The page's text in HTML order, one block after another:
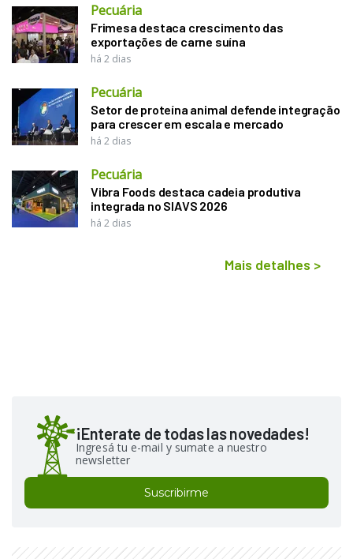
Pecuária
Frimesa destaca crescimento das
exportações de carne suína
há 2 dias
Pecuária
Setor de proteína animal defende integração
para crescer em escala e mercado
há 2 dias
Pecuária
Vibra Foods destaca cadeia produtiva
integrada no SIAVS 2026
há 2 dias
Mais detalhes >
¡Enterate de todas las novedades!
Ingresá tu e-mail y sumate a nuestro
newsletter
Suscribirme